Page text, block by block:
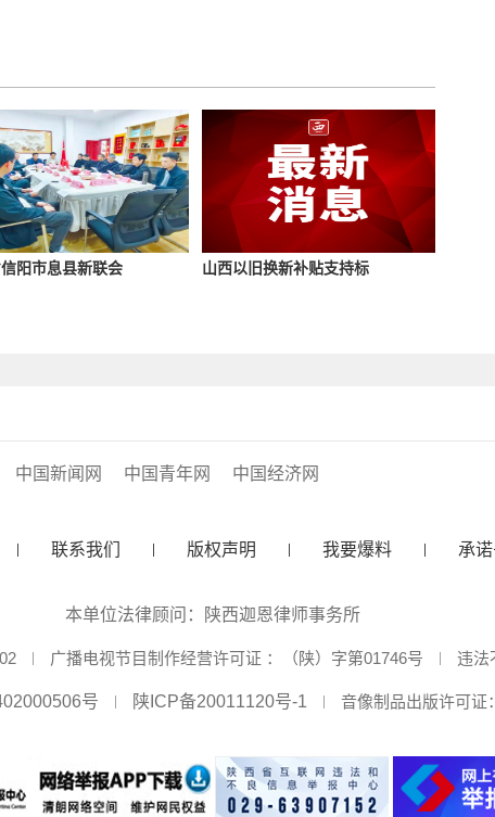
阳市息县新联会 山西以旧换新补贴支持标
中国新闻网 中国青年网 中国经济网
联系我们 版权声明 我要爆料 承
本单位法律顾问：陕西迦恩律师事务所
广播电视节目制作经营许可证 ：（陕）字第01746号 违法
号 陕ICP备20011120号-1 音像制品出版许可证